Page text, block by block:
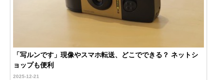
「写ルンです」現像やスマホ転送、どこでできる？ ネットシ
ョップも便利
2025-12-21